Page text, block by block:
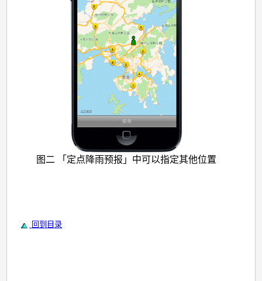
图二 「定点降雨预报」中可以指定其他位置
回到目录